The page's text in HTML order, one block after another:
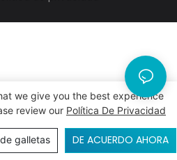
we give you the best experience
review our Política De Privacidad
galletas DE ACUERDO AHORA